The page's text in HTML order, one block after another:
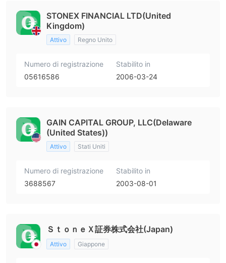
STONEX FINANCIAL LTD(United
Kingdom)
Attivo Regno Unito
Numero di registrazione
05616586
Stabilito in
2006-03-24
GAIN CAPITAL GROUP, LLC(Delaware
(United States))
Attivo Stati Uniti
Numero di registrazione
3688567
Stabilito in
2003-08-01
ＳｔｏｎｅＸ証券株式会社(Japan)
Attivo Giappone